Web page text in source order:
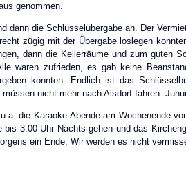
genommen.
dann die Schlüsselübergabe an. Der
zügig mit der Übergabe loslegen
dann die Kellerräume und zum guten
waren zufrieden, es gab keine
konnten. Endlich ist das
müssen nicht mehr nach Alsdorf fahren.
die Karaoke-Abende am Wochenende
bis 3:00 Uhr Nachts gehen und das
ein Ende. Wir werden es nicht